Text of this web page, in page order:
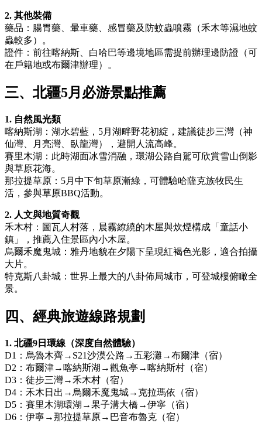
2. 其他裝備
藥品：腸胃藥、暈車藥、感冒藥及防蚊蟲噴霧（禾木等濕地蚊
蟲較多）。
證件：前往喀納斯、白哈巴等邊境地區需提前辦理邊防證（可
在戶籍地或布爾津辦理）。
三、北疆5月必游景點推薦
1. 自然風光類
喀納斯湖：湖水碧藍，5月湖畔野花初綻，建議徒步三灣（神
仙灣、月亮灣、臥龍灣），避開人流高峰。
賽里木湖：此時湖面冰雪消融，環湖公路自駕可欣賞雪山倒影
與草原花海。
那拉提草原：5月中下旬草原漸綠，可體驗哈薩克族牧民生
活，參與草原BBQ活動。
2. 人文與地質奇觀
禾木村：圖瓦人村落，晨霧繚繞的木屋與炊煙構成「童話小
鎮」，推薦入住景區內小木屋。
烏爾禾魔鬼城：雅丹地貌在夕陽下呈現紅褐色光影，適合拍攝
大片。
特克斯八卦城：世界上最大的八卦佈局城市，可登城樓俯瞰全
景。
四、經典旅遊線路規劃
1. 北疆9日環線（深度自然體驗）
D1：烏魯木齊→S21沙漠公路→五彩灘→布爾津（宿）
D2：布爾津→喀納斯湖→觀魚亭→喀納斯村（宿）
D3：徒步三灣→禾木村（宿）
D4：禾木日出→烏爾禾魔鬼城→克拉瑪依（宿）
D5：賽里木湖環湖→果子溝大橋→伊寧（宿）
D6：伊寧→那拉提草原→巴音布魯克（宿）